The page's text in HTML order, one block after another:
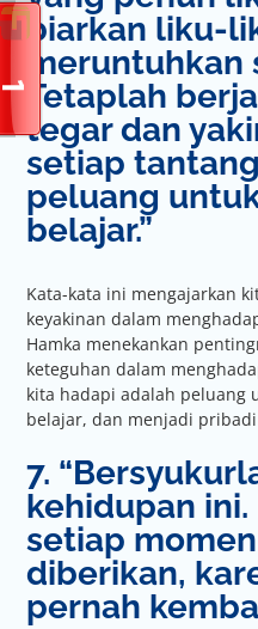
biarkan liku-
Tetaplah
tegar dan
setiap
peluang
belajar.”
Kata-kata ini mengajarkan
keyakinan dalam
Hamka menekankan
keteguhan dalam
kita hadapi adalah peluang
belajar, dan menjadi
7.
kehidupan
setiap
diberikan,
pernah